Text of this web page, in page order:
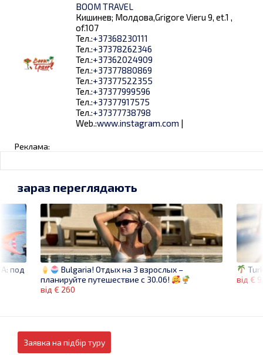
BOOM TRAVEL
Кишинев; Молдова,Grigore Vieru 9, et.1 ,
of.107
Тел.:+37368230111
Тел.:+37378262346
Тел.:+37362024909
Тел.:+37377880869
Тел.:+37377522355
Тел.:+37377999596
Тел.:+37377917575
Тел.:+37377738798
Web.:www.instagram.com |
Реклама:
под
від €
зараз переглядають
Bulgaria! Отдых на 3 взрослых –
планируйте путешествие с 30.06!
від € 260
Заявка на підбір туру